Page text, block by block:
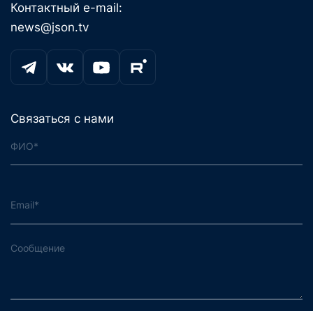
Контактный e-mail:
news@json.tv
Связаться с нами